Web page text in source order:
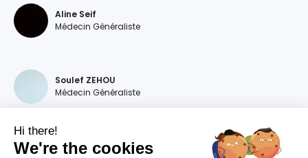
Aline Seif
Médecin Généraliste
Soulef ZEHOU
Médecin Généraliste
Magdalena DEVILLERS
Hi there!
We're the cookies